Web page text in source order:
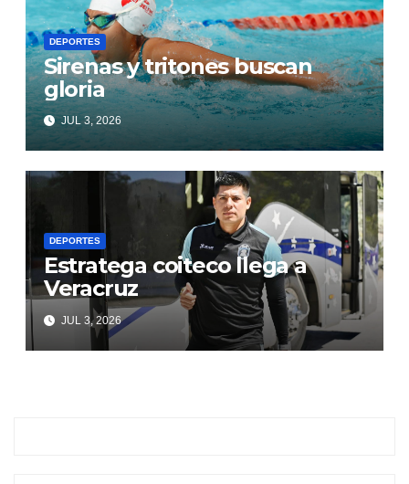
DEPORTES
Sirenas y tritones buscan
gloria
JUL 3, 2026
DEPORTES
Estratega coiteco llega a
Veracruz
JUL 3, 2026